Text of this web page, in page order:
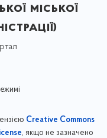
міської
Creative Commons
, якщо не зазначено